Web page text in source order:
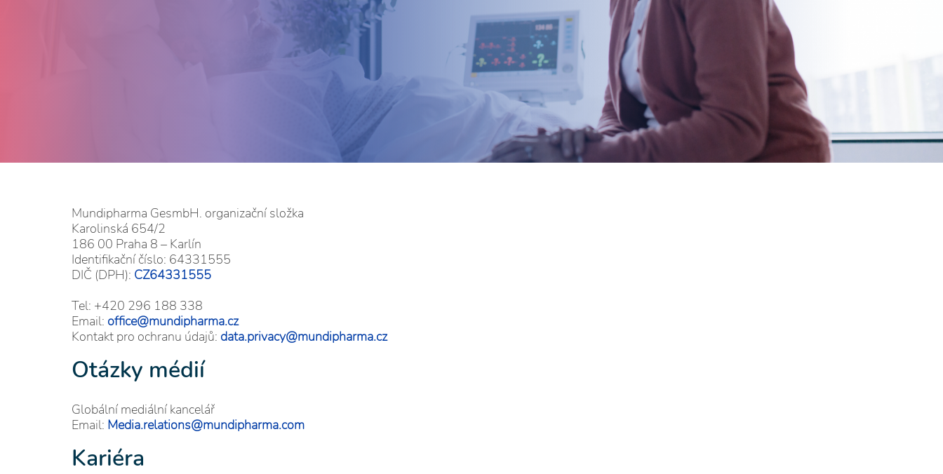
Mundipharma GesmbH. organizační složka
Karolinská 654/2
186 00 Praha 8 – Karlín
Identifikační číslo: 64331555
DIČ (DPH): CZ64331555
Tel: +420 296 188 338
Email: office@mundipharma.cz
Kontakt pro ochranu údajů: data.privacy@mundipharma.cz
Otázky médií
Globální mediální kancelář
Email: Media.relations@mundipharma.com
Kariéra